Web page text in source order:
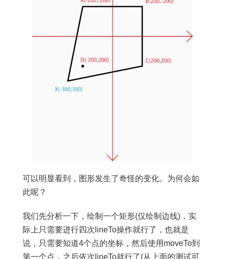
可以明显看到，图形发生了奇怪的变化。为何会如
此呢？
我们先分析一下，绘制一个矩形(仅绘制边线)，实
际上只需要进行四次lineTo操作就行了，也就是
说，只需要知道4个点的坐标，然后使用moveTo到
第一个点，之后依次lineTo就行了(从上面的测试可